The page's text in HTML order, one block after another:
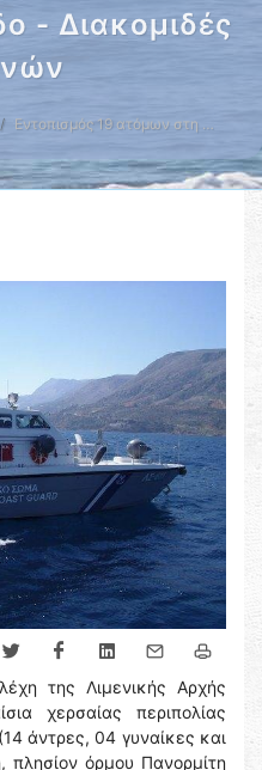
- Διακομιδές
Εντοπισμός 19 ατόμων στη …
της Λιμενικής Αρχής
χερσαίας περιπολίας
άντρες, 04 γυναίκες και
πλησίον όρμου Πανορμίτη